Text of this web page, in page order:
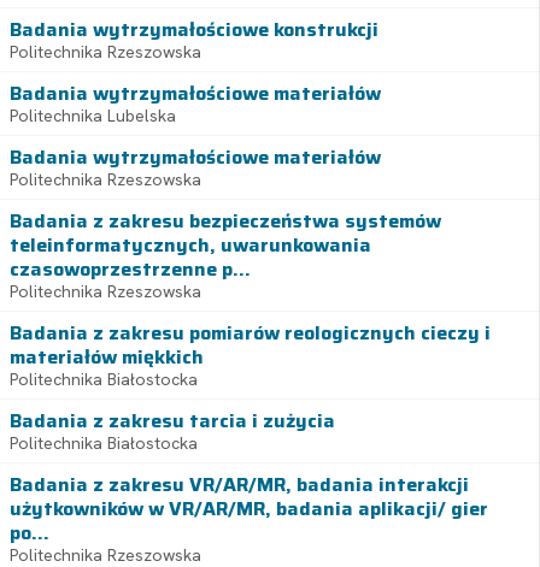
Badania wytrzymałościowe konstrukcji
Politechnika Rzeszowska
Badania wytrzymałościowe materiałów
Politechnika Lubelska
Badania wytrzymałościowe materiałów
Politechnika Rzeszowska
Badania z zakresu bezpieczeństwa systemów
teleinformatycznych, uwarunkowania
czasowoprzestrzenne p...
Politechnika Rzeszowska
Badania z zakresu pomiarów reologicznych cieczy i
materiałów miękkich
Politechnika Białostocka
Badania z zakresu tarcia i zużycia
Politechnika Białostocka
Badania z zakresu VR/AR/MR, badania interakcji
użytkowników w VR/AR/MR, badania aplikacji/ gier
po...
Politechnika Rzeszowska